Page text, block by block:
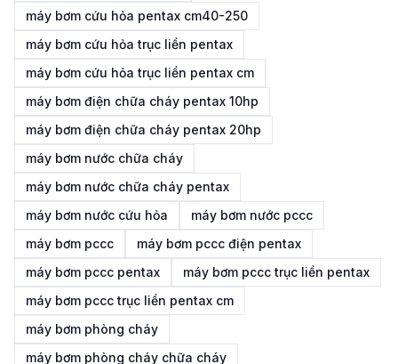
máy bơm cứu hỏa pentax cm40-250
máy bơm cứu hỏa trục liền pentax
máy bơm cứu hỏa trục liền pentax cm
máy bơm điện chữa cháy pentax 10hp
máy bơm điện chữa cháy pentax 20hp
máy bơm nước chữa cháy
máy bơm nước chữa cháy pentax
máy bơm nước cứu hỏa
máy bơm nước pccc
máy bơm pccc
máy bơm pccc điện pentax
máy bơm pccc pentax
máy bơm pccc trục liền pentax
máy bơm pccc trục liền pentax cm
máy bơm phòng cháy
máy bơm phòng cháy chữa cháy